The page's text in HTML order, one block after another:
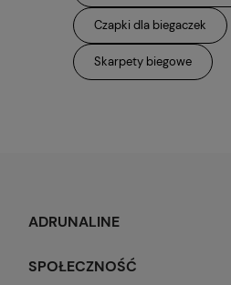
Czapki dla biegaczek
Skarpety biegowe
ADRUNALINE
SPOŁECZNOŚĆ